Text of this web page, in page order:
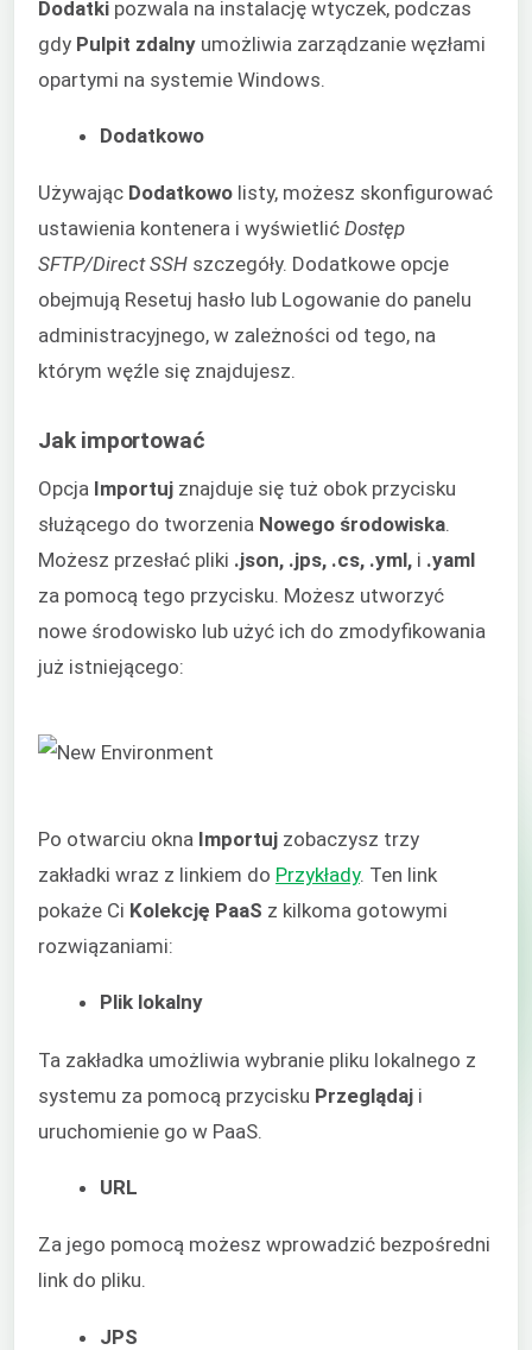
Dodatki pozwala na instalację wtyczek, podczas
gdy Pulpit zdalny umożliwia zarządzanie węzłami
opartymi na systemie Windows.
Dodatkowo
Używając Dodatkowo listy, możesz skonfigurować
ustawienia kontenera i wyświetlić Dostęp
SFTP/Direct SSH szczegóły. Dodatkowe opcje
obejmują Resetuj hasło lub Logowanie do panelu
administracyjnego, w zależności od tego, na
którym węźle się znajdujesz.
Jak importować
Opcja Importuj znajduje się tuż obok przycisku
służącego do tworzenia Nowego środowiska.
Możesz przesłać pliki .json, .jps, .cs, .yml, i .yaml
za pomocą tego przycisku. Możesz utworzyć
nowe środowisko lub użyć ich do zmodyfikowania
już istniejącego:
Po otwarciu okna Importuj zobaczysz trzy
zakładki wraz z linkiem do Przykłady. Ten link
pokaże Ci Kolekcję PaaS z kilkoma gotowymi
rozwiązaniami:
Plik lokalny
Ta zakładka umożliwia wybranie pliku lokalnego z
systemu za pomocą przycisku Przeglądaj i
uruchomienie go w PaaS.
URL
Za jego pomocą możesz wprowadzić bezpośredni
link do pliku.
JPS